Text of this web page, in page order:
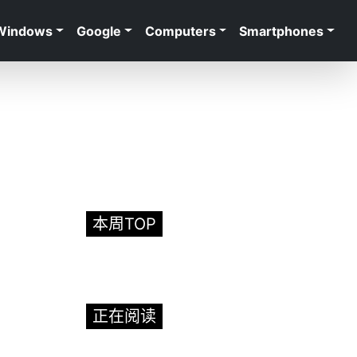
Google Computers Smartphones
本周TOP
正在阅读